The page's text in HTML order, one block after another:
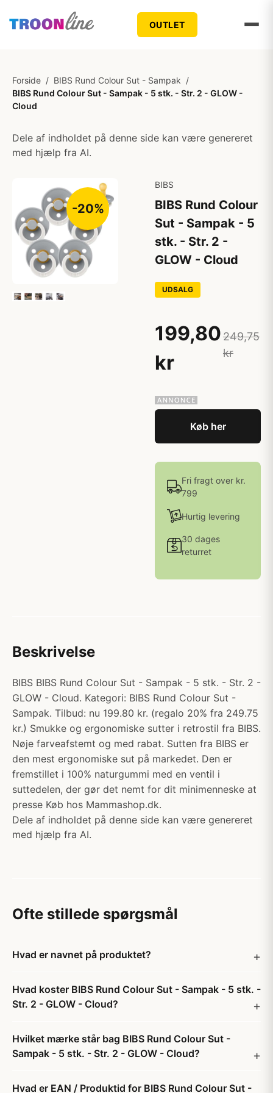
OUTLET
Forside / BIBS Rund Colour Sut - Sampak /
BIBS Rund Colour Sut - Sampak - 5 stk. - Str. 2 - GLOW -
Cloud
Dele af indholdet på denne side kan være genereret
med hjælp fra AI.
-20%
BIBS
BIBS Rund Colour
Sut - Sampak - 5
stk. - Str. 2 -
GLOW - Cloud
UDSALG
199,80
kr
249,75
kr
Køb her
Fri fragt over kr.
799
Hurtig levering
30 dages
returret
Beskrivelse
BIBS BIBS Rund Colour Sut - Sampak - 5 stk. - Str. 2 -
GLOW - Cloud. Kategori: BIBS Rund Colour Sut -
Sampak. Tilbud: nu 199.80 kr. (regalo 20% fra 249.75
kr.) Smukke og ergonomiske sutter i retrostil fra BIBS.
Nøje farveafstemt og med rabat. Sutten fra BIBS er
den mest ergonomiske sut på markedet. Den er
fremstillet i 100% naturgummi med en ventil i
suttedelen, der gør det nemt for dit minimenneske at
presse Køb hos Mammashop.dk.
Dele af indholdet på denne side kan være genereret
med hjælp fra AI.
Ofte stillede spørgsmål
Hvad er navnet på produktet?
Hvad koster BIBS Rund Colour Sut - Sampak - 5 stk. -
Str. 2 - GLOW - Cloud?
Hvilket mærke står bag BIBS Rund Colour Sut -
Sampak - 5 stk. - Str. 2 - GLOW - Cloud?
Hvad er EAN / Produktid for BIBS Rund Colour Sut -